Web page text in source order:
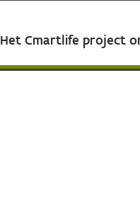
Het Cmartlife project